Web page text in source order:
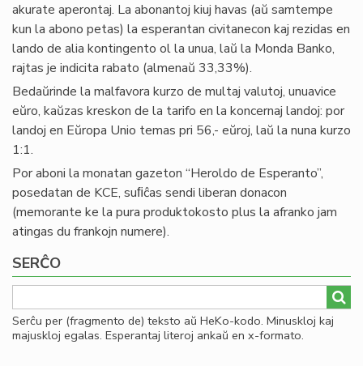
akurate aperontaj. La abonantoj kiuj havas (aŭ samtempe
kun la abono petas) la esperantan civitanecon kaj rezidas en
lando de alia kontingento ol la unua, laŭ la Monda Banko,
rajtas je indicita rabato (almenaŭ 33,33%).
Bedaŭrinde la malfavora kurzo de multaj valutoj, unuavice
eŭro, kaŭzas kreskon de la tarifo en la koncernaj landoj: por
landoj en Eŭropa Unio temas pri 56,- eŭroj, laŭ la nuna kurzo
1:1.
Por aboni la monatan gazeton “Heroldo de Esperanto”,
posedatan de KCE, suﬁĉas sendi liberan donacon
(memorante ke la pura produktokosto plus la afranko jam
atingas du frankojn numere).
SERĈO
Serĉu per (fragmento de) teksto aŭ HeKo-kodo. Minuskloj kaj
majuskloj egalas. Esperantaj literoj ankaŭ en x-formato.